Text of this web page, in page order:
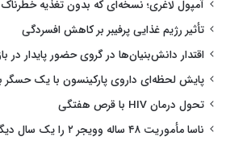
آمپول لاغری؛ نسخه‌ای که بدون تغذیه
تأثیر رژیم غذایی پرفیبر بر کاهش افسردگی
اقتدار دانش‌بنیان‌ها در گروی حضور پایدار در
پایش لحظه‌ای داروی پارکینسون با یک حسگر
تحول درمان HIV با قرص هفتگی
ناسا مأموریت ۴۸ ساله وویجر ۲ را یک سال دیگر تمدید کرد